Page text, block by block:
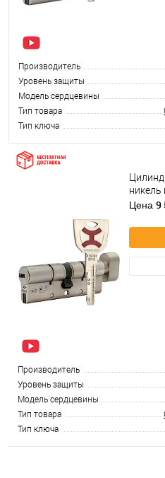
Производитель
Уровень защиты
Модель сердцевины
Тип товара
Тип ключа
Цена 9
Производитель
Уровень защиты
Модель сердцевины
Тип товара
Тип ключа